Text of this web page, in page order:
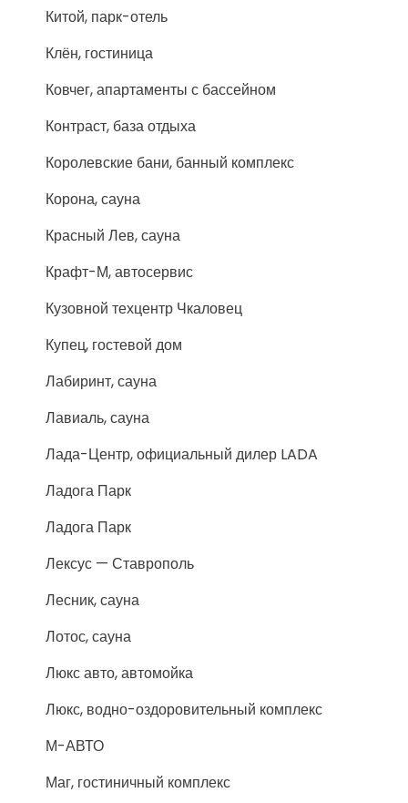
Китой, парк-отель
Клён, гостиница
Ковчег, апартаменты с бассейном
Контраст, база отдыха
Королевские бани, банный комплекс
Корона, сауна
Красный Лев, сауна
Крафт-М, автосервис
Кузовной техцентр Чкаловец
Купец, гостевой дом
Лабиринт, сауна
Лавиаль, сауна
Лада-Центр, официальный дилер LADA
Ладога Парк
Ладога Парк
Лексус — Ставрополь
Лесник, сауна
Лотос, сауна
Люкс авто, автомойка
Люкс, водно-оздоровительный комплекс
М-АВТО
Маг, гостиничный комплекс